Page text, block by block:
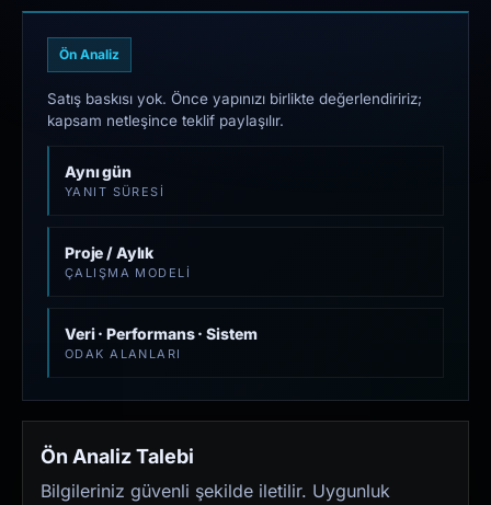
Ön Analiz
Satış baskısı yok. Önce yapınızı birlikte değerlendiririz;
kapsam netleşince teklif paylaşılır.
Aynı gün
YANIT SÜRESI
Proje / Aylık
ÇALIŞMA MODELI
Veri · Performans · Sistem
ODAK ALANLARI
Ön Analiz Talebi
Bilgileriniz güvenli şekilde iletilir. Uygunluk